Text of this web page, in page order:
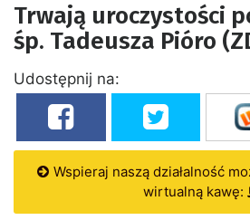
Trwają uroczystości
śp. Tadeusza Pióro
Udostępnij na:
Wspieraj naszą działalność
wirtualną kawę: